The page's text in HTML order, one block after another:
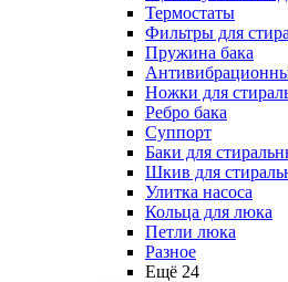
Термостаты
Фильтры для
Пружина бака
Ножки для
Ребро бака
Суппорт
Баки для
Шкив для
Улитка насоса
Кольца для люка
Петли люка
Разное
Ещё 24